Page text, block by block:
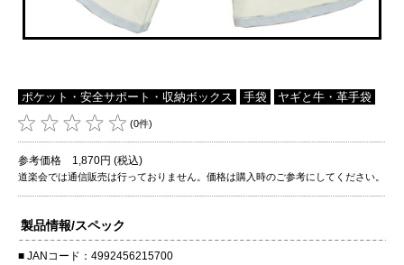
ポケット・安全サポート・収納ボックス 手袋 ヤギと牛・革手袋
(0件)
参考価格 1,870円 (税込)
道楽会では通信販売は行っておりません。価格は購入時のご参考にしてください。
製品情報/スペック
JANコード：4992456215700